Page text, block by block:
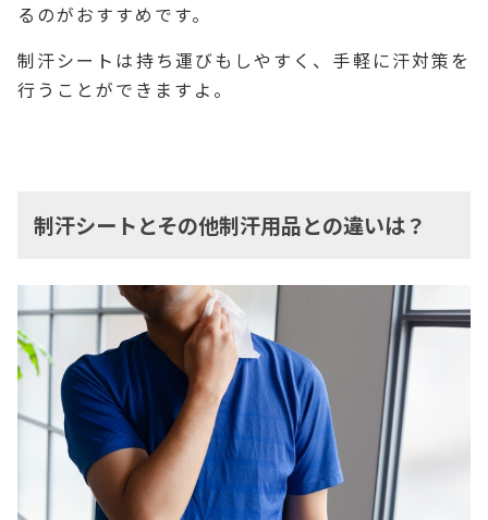
るのがおすすめです。
制汗シートは持ち運びもしやすく、手軽に汗対策を
行うことができますよ。
制汗シートとその他制汗用品との違いは？